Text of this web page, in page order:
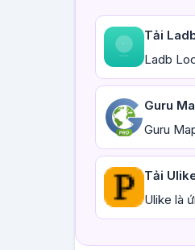
Tải
Ladb
Guru
Guru
Tải
Ulike là